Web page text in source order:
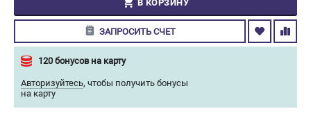
СЕРВИС
ПОДДЕРЖКА
Сервисный центр
Гарантия Champion
В КОРЗИНУ
ЗАПРОСИТЬ СЧЕТ
120 бонусов на карту
Авторизуйтесь, чтобы получить бонусы
на карту